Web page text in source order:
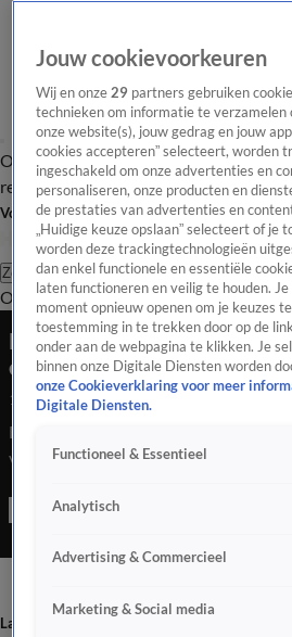
Overzicht Laatste nieuws Regionieuws Het
redactie
Volg Hart van Nederland
Zoeken
OverzichtRegioUitzendingenWeer
Buurtbewoners over
echtpaar: 'Dat vrouwtje doet
1 aug 2021, 14:59
Buurtbewoners over schietpartij op
vrouwtje doet geen vlieg kwaad'
Laatste nieuws
Jouw cookievoorkeuren
Wij en onze29 partners gebruiken
technieken om informatie te verzamelen
onze website(s), jouw gedrag en jouw
cookies accepteren” selecteert, worden
ingeschakeld om onze advertenties en
personaliseren, onze producten en
de prestaties van advertenties en
„Huidige keuze opslaan” selecteert of je
worden deze trackingtechnologieën
dan enkel functionele en essentiële
laten functioneren en veilig te houden.
moment opnieuw openen om je keuzes
toestemming in te trekken door op de
onder aan de webpagina te klikken. Je
binnen onze Digitale Diensten worden
onze Cookieverklaring voor meer
Digitale Diensten.
Functioneel & Essentieel
Analytisch
Advertising & Commercieel
Marketing & Social media